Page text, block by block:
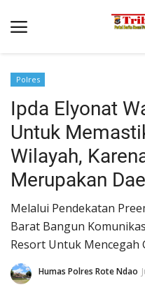
Beranda
Terms & Conditions
Pengamanan di
Binkam
Polisi Kita
Mitra Polisi
Lantas
Polres
Ipda Elyonat
Untuk
Wilayah,
Merupakan
Melalui Pendekatan
Barat Bangun
Resort Untuk Mencegah
Humas Polres Rote Ndao